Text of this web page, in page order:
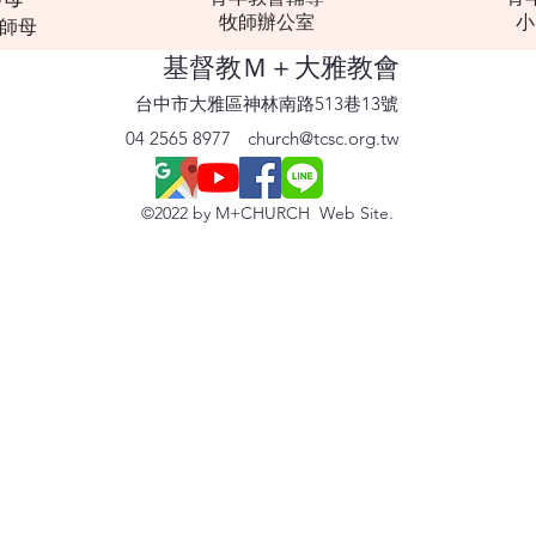
母
​牧師辦公室
基督教Ｍ＋大雅教會
台中市大雅區神林南路513巷13號
04 2565 8977
church@tcsc.org.tw
©2022 by M+CHURCH Web Site.